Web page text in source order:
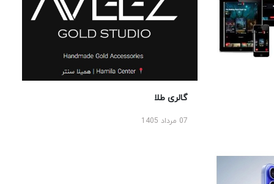
گالری طلا
07 مرداد 1405